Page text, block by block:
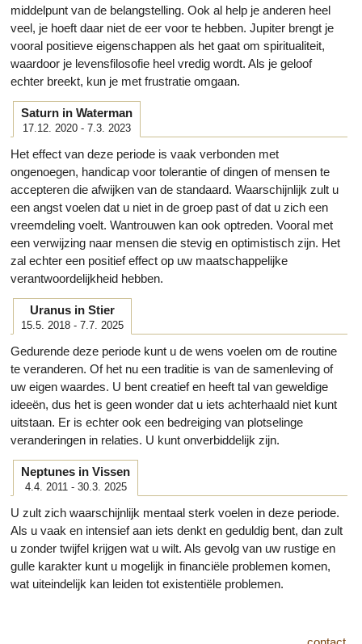
middelpunt van de belangstelling. Ook al help je anderen heel
veel, je hoeft daar niet de eer voor te hebben. Jupiter brengt je
vooral positieve eigenschappen als het gaat om spiritualiteit,
waardoor je levensfilosofie heel vredig wordt. Als je geloof
echter breekt, kun je met frustratie omgaan.
Saturn in Waterman
17.12. 2020 - 7.3. 2023
Het effect van deze periode is vaak verbonden met
ongenoegen, handicap voor tolerantie of dingen of mensen te
accepteren die afwijken van de standaard. Waarschijnlijk zult u
een angst voelen dat u niet in de groep past of dat u zich een
vreemdeling voelt. Wantrouwen kan ook optreden. Vooral met
een verwijzing naar mensen die stevig en optimistisch zijn. Het
zal echter een positief effect op uw maatschappelijke
verantwoordelijkheid hebben.
Uranus in Stier
15.5. 2018 - 7.7. 2025
Gedurende deze periode kunt u de wens voelen om de routine
te veranderen. Of het nu een traditie is van de samenleving of
uw eigen waardes. U bent creatief en heeft tal van geweldige
ideeën, dus het is geen wonder dat u iets achterhaald niet kunt
uitstaan. Er is echter ook een bedreiging van plotselinge
veranderingen in relaties. U kunt onverbiddelijk zijn.
Neptunes in Vissen
4.4. 2011 - 30.3. 2025
U zult zich waarschijnlijk mentaal sterk voelen in deze periode.
Als u vaak en intensief aan iets denkt en geduldig bent, dan zult
u zonder twijfel krijgen wat u wilt. Als gevolg van uw rustige en
gulle karakter kunt u mogelijk in financiële problemen komen,
wat uiteindelijk kan leiden tot existentiële problemen.